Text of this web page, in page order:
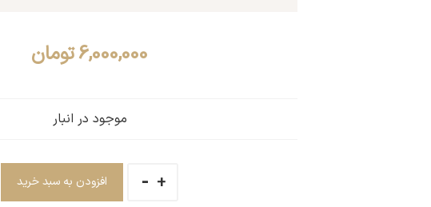
6,000,000تومان
موجود در انبار
افزودن به سبد خرید